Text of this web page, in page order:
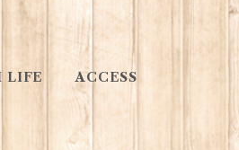
LIFE ACCESS